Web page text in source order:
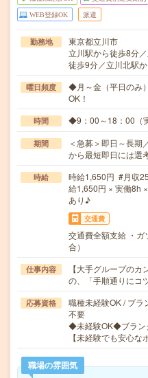
WEB登録OK 派遣
勤務地
東京都立川市
立川駅から徒歩8分
徒歩9分／立川北駅
曜日頻度
◆月～金（平日のみ
OK！
時間 ◆9：00～18：00（
期間
＜急募＞即日～長期
から最短即日には選
時給
時給1,650円 #月収
給1,650円 × 実働8h
あり♪
交通費
交通費全額支給 ・
合）
仕事内容
【大手グループの
の、「手順通りにコ
応募資格
職種未経験OK / ブラ
不要
◆未経験OK◆ブラン
【未経験でも安心
職場の雰囲気